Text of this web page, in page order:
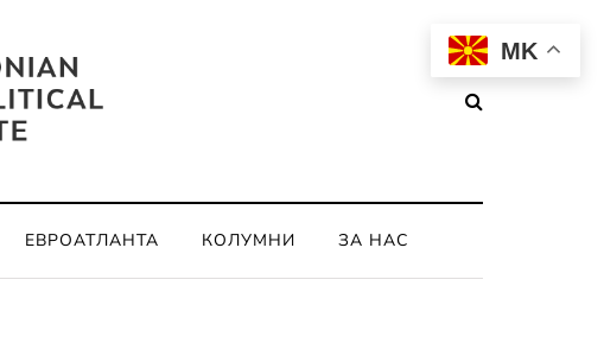
ЕВРОАТЛАНТА КОЛУМНИ ЗА НАС
MK